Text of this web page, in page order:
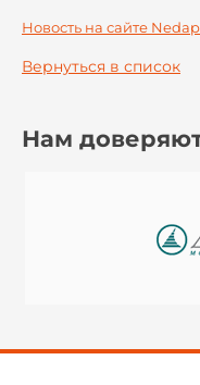
Новость на сайте
Вернуться в список
Нам